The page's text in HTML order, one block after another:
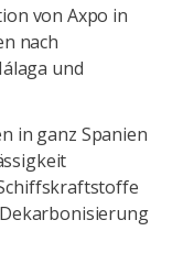
von Axpo in
nach
und
in ganz Spanien